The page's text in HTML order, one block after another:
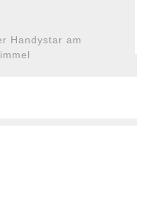
Handystar am